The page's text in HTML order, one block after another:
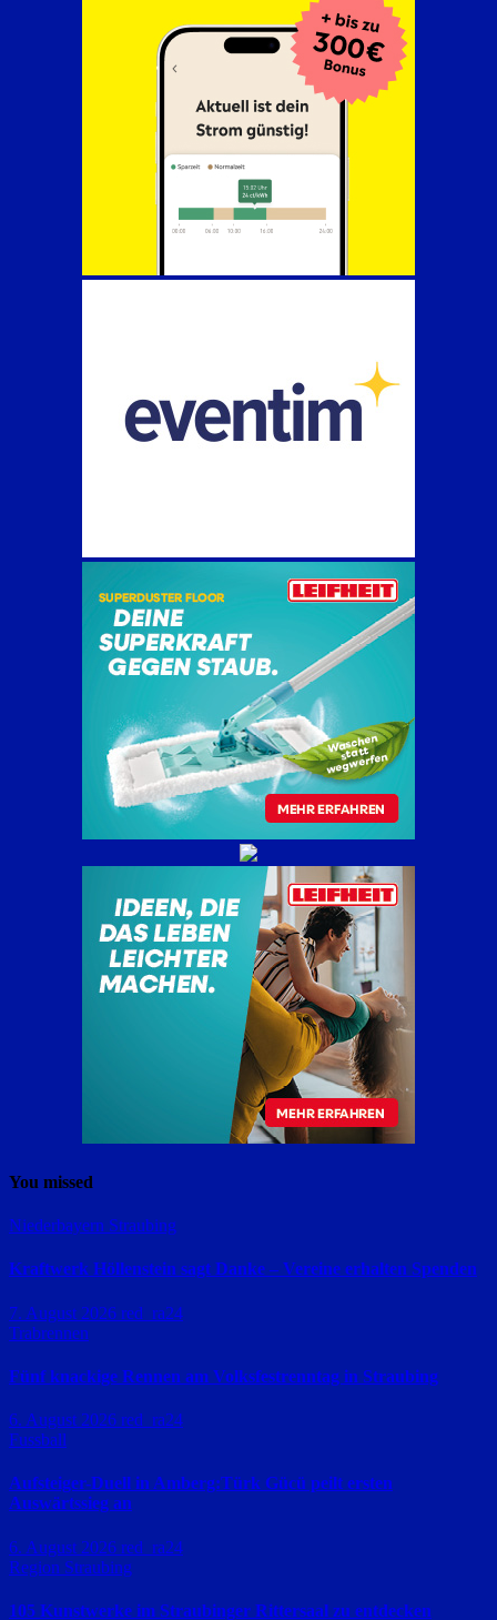
You missed
Niederbayern Straubing
Kraftwerk Höllenstein sagt Danke – Vereine erhalten Spenden
7. August 2026 red_ra24
Trabrennen
Fünf knackige Rennen am Volksfestrenntag in Straubing
6. August 2026 red_ra24
Fussball
Aufsteiger-Duell in Amberg:Türk Gücü peilt ersten
Auswärtssieg an
6. August 2026 red_ra24
Region Straubing
105 Kunstwerke im Straubinger Rittersaal zu entdecken